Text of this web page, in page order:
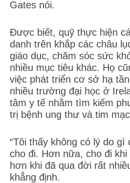
Gates nói.
Được biết, quỹ thực hiện
danh trên khắp các châu
giáo dục, chăm sóc sức
nhiều mục tiêu khác. Họ
việc phát triển cơ sở hạ
nhiều trường đại học ở
tâm y tế nhằm tìm kiếm
trị bệnh ung thư và tim
“Tôi thấy không có lý do gì
cho đi. Hơn nữa, cho đi khi
hơn khi đã qua đời rất
khẳng định.